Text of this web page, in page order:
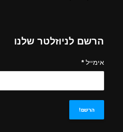
הרשם לניוזלטר שלנו
אימייל*